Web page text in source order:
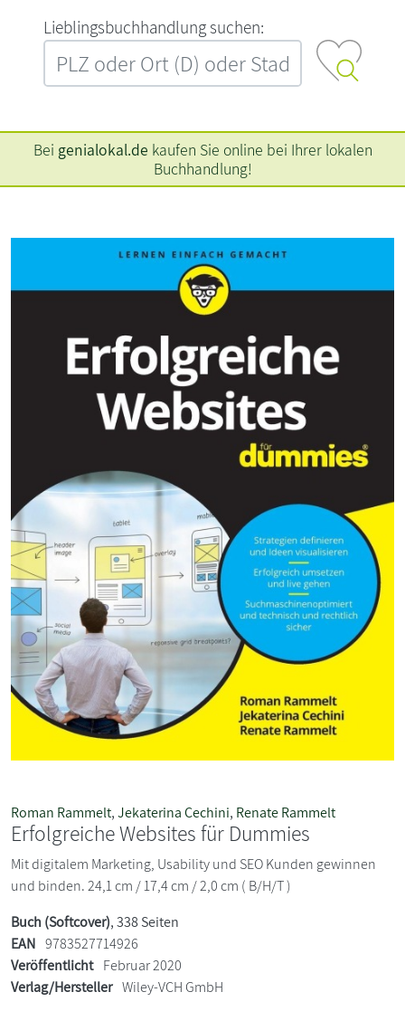
L‍i‍e‍b‍l‍i‍n‍g‍s‍b‍u‍c‍h‍h‍a‍n‍d‍l‍u‍n‍g‍ ‍s‍u‍c‍h‍e‍n‍:‍
Bei genialokal.de kaufen Sie online bei Ihrer lokalen
Buchhandlung!
Roman Rammelt,Jekaterina Cechini, Renate Rammelt
Erfolgreiche Websites für Dummies
Mit digitalem Marketing, Usability und SEO Kunden gewinnen
und binden. 24,1 cm / 17,4 cm / 2,0 cm ( B/H/T )
Buch (Softcover), 338 Seiten
EAN 9783527714926
Veröffentlicht Februar 2020
Verlag/Hersteller Wiley-VCH GmbH